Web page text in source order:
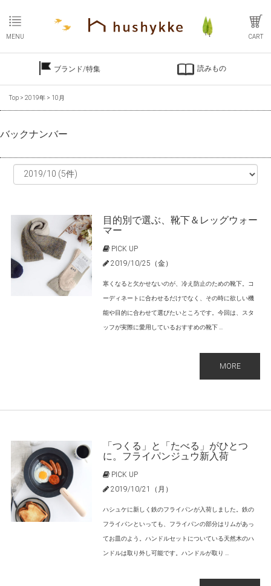
MENU CART
ブランド/特集 読みもの
Top > 2019年 > 10月
バックナンバー
目的別で選ぶ、靴下＆レッグウォー
マー
PICK UP
2019/10/25（金）
寒くなると欠かせないのが、冷え防止のための靴下。コ
ーディネートに合わせるだけでなく、その時に欲しい機
能や目的に合わせて選びたいところです。今回は、スタ
ッフが実際に愛用しているおすすめの靴下 ...
MORE
「つくる」と「たべる」がひとつ
に。フライパンジュウ新入荷
PICK UP
2019/10/21（月）
ハシュケに新しく鉄のフライパンが入荷しました。鉄の
フライパンといっても、フライパンの部分はリムがあっ
てお皿のよう。ハンドルセットについている天然木のハ
ンドルは取り外し可能です。ハンドルが取り ...